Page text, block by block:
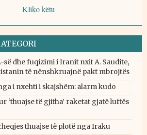
Kliko këtu
së dhe fuqizimi i Iranit nxit A. Saudite,
të nënshkruajnë pakt mbrojtës
i nxehti i skajshëm: alarm kudo
‘thuajse të gjitha’ raketat gjatë luftës
thuajse të plotë nga Iraku